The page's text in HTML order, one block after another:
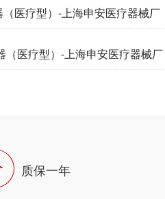
（医疗型）-上海申安医疗器械厂
（医疗型）-上海申安医疗器械厂
质保一年